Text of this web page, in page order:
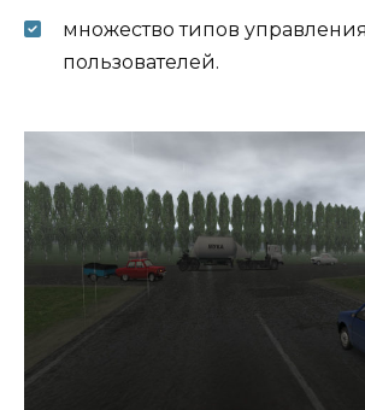
множество типов
пользователей.